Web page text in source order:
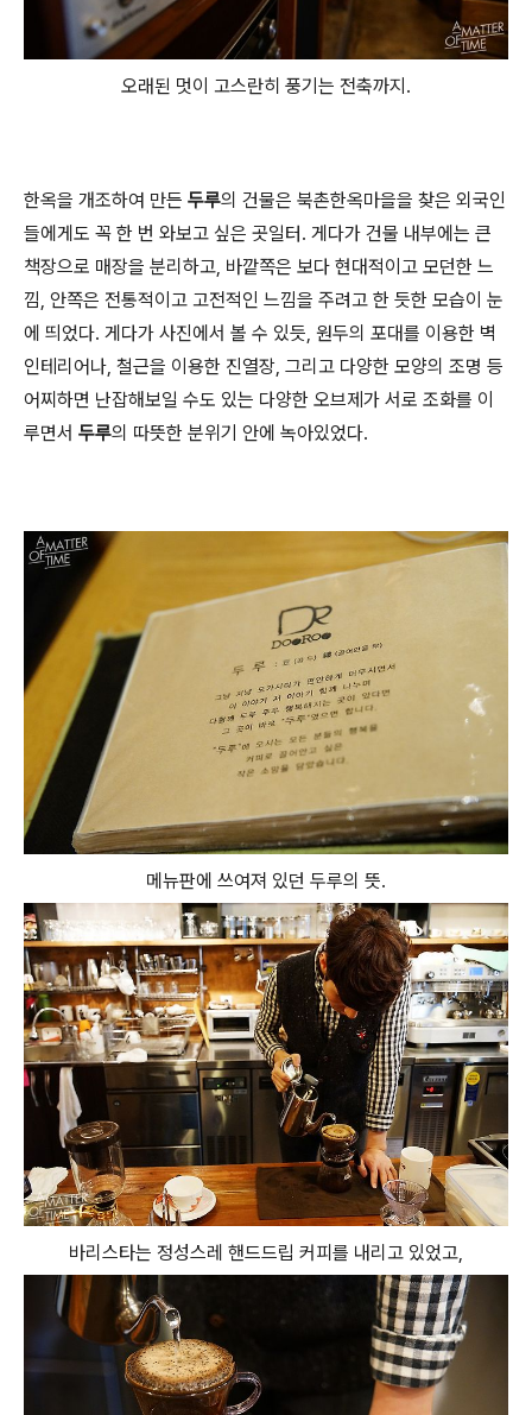
오래된 멋이 고스란히 풍기는 전축까지.
한옥을 개조하여 만든 두루의 건물은 북촌한옥마을을 찾은 외국인
들에게도 꼭 한 번 와보고 싶은 곳일터. 게다가 건물 내부에는 큰
책장으로 매장을 분리하고, 바깥쪽은 보다 현대적이고 모던한 느
낌, 안쪽은 전통적이고 고전적인 느낌을 주려고 한 듯한 모습이 눈
에 띄었다. 게다가 사진에서 볼 수 있듯, 원두의 포대를 이용한 벽
인테리어나, 철근을 이용한 진열장, 그리고 다양한 모양의 조명 등
어찌하면 난잡해보일 수도 있는 다양한 오브제가 서로 조화를 이
루면서 두루의 따뜻한 분위기 안에 녹아있었다.
메뉴판에 쓰여져 있던 두루의 뜻.
바리스타는 정성스레 핸드드립 커피를 내리고 있었고,